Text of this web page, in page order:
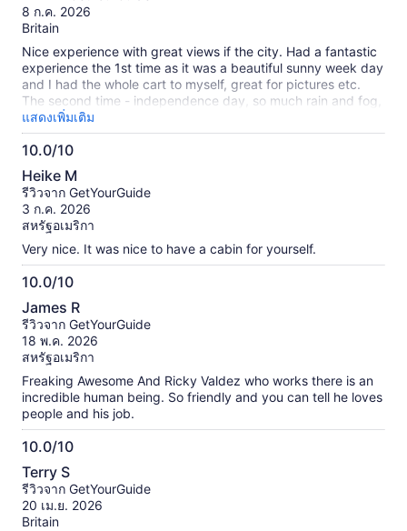
เติม
เกี่ยว
รีวิว
ที่
ได้
รับ
การ
สอบ
แล้ว
10
8 ก.ค. 2026
Britain
Nice experience with great views if the city. Had a fantastic
experience the 1st time as it was a beautiful sunny week day
and I had the whole cart to myself, great for pictures etc.
The second time - independence day, so much rain and fog,
couldn't see a thing- just depends on the day
แสดงเพิ่มเติม
10.0/10
10.0
จาก
10
Heike M
รีวิวจาก GetYourGuide
3 ก.ค. 2026
สหรัฐอเมริกา
Very nice. It was nice to have a cabin for yourself.
10.0/10
10.0
จาก
10
James R
รีวิวจาก GetYourGuide
18 พ.ค. 2026
สหรัฐอเมริกา
Freaking Awesome And Ricky Valdez who works there is an
incredible human being. So friendly and you can tell he loves
people and his job.
10.0/10
10.0
จาก
10
Terry S
รีวิวจาก GetYourGuide
20 เม.ย. 2026
Britain